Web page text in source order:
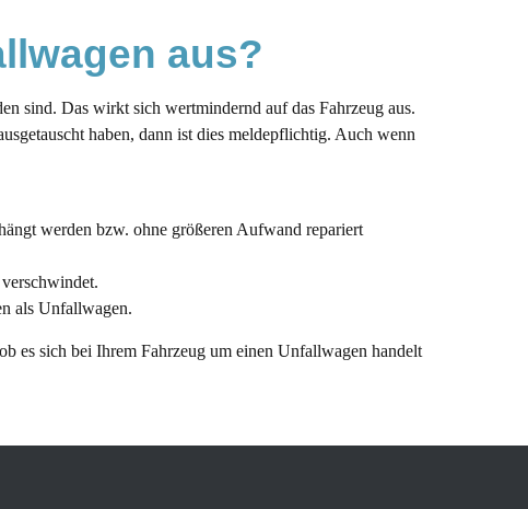
aus?
sind. Das wirkt sich wertmindernd auf das Fahrzeug aus.
haben, dann ist dies meldepflichtig. Auch wenn
werden bzw. ohne größeren Aufwand repariert
als Unfallwagen.
es sich bei Ihrem Fahrzeug um einen Unfallwagen handelt